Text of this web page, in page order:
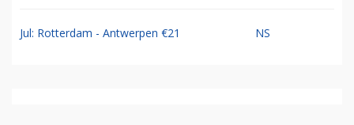
Jul: Rotterdam - Antwerpen €21 NS